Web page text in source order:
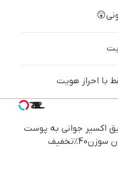
اکسیر جوانی به پوست